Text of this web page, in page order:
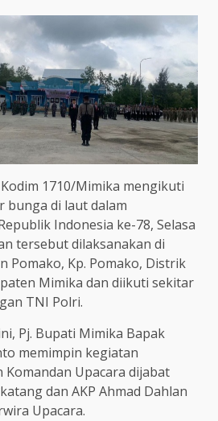
1710/Mimika mengikuti
bunga di laut dalam
Indonesia ke-78, Selasa
tersebut dilaksanakan di
Pomako, Kp. Pomako, Distrik
Mimika dan diikuti sekitar
TNI Polri.
Pj. Bupati Mimika Bapak
memimpin kegiatan
Upacara dijabat
dan AKP Ahmad Dahlan
Upacara.